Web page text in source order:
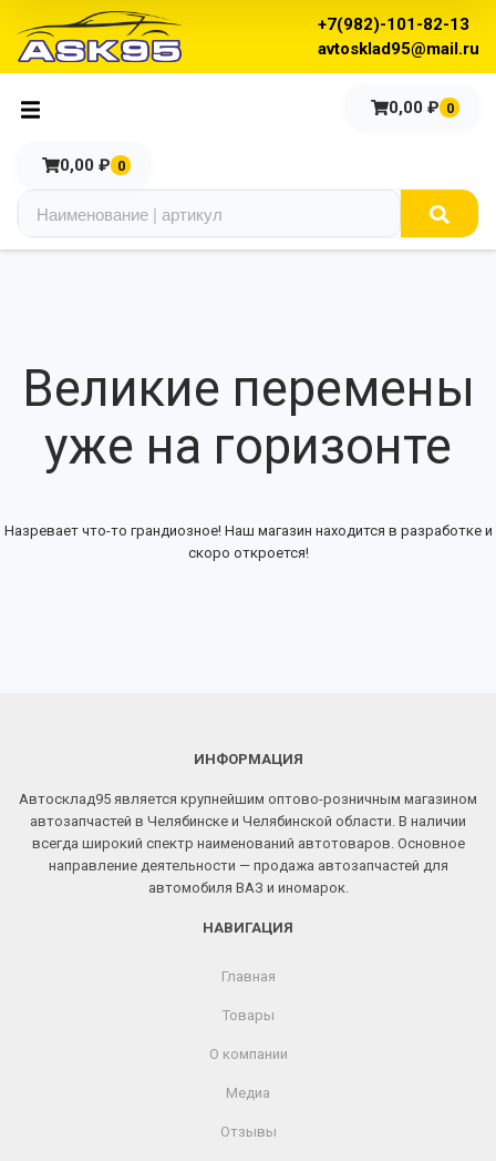
+7(982)-101-82-13
avtosklad95@mail.ru
0,00 ₽ 0
0,00 ₽ 0
Великие перемены
уже на горизонте
Назревает что-то грандиозное! Наш магазин находится в разработке и
скоро откроется!
ИНФОРМАЦИЯ
Автосклад95 является крупнейшим оптово-розничным магазином
автозапчастей в Челябинске и Челябинской области. В наличии
всегда широкий спектр наименований автотоваров. Основное
направление деятельности — продажа автозапчастей для
автомобиля ВАЗ и иномарок.
НАВИГАЦИЯ
Главная
Товары
О компании
Медиа
Отзывы